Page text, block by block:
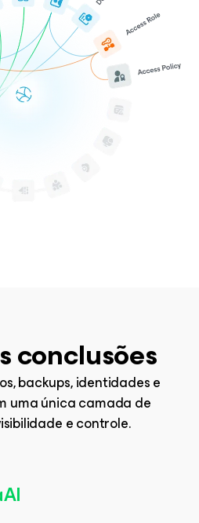
conclusões
backups, identidades e
uma única camada de
e controle.